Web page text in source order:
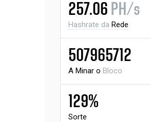
257.06 PH/s
Hashrate da Rede
507965712
A Minar o Bloco
129%
Sorte